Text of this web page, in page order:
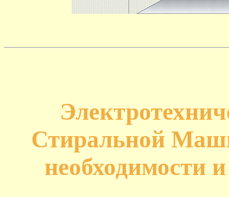
Стиральной
необходимости